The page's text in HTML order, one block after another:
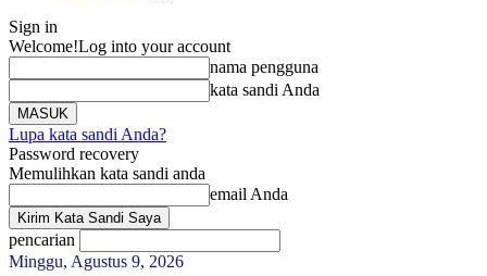
Sign in
Welcome!Log into your account
nama pengguna
kata sandi Anda
Lupa kata sandi Anda?
Password recovery
Memulihkan kata sandi anda
email Anda
pencarian
Minggu, Agustus 9, 2026